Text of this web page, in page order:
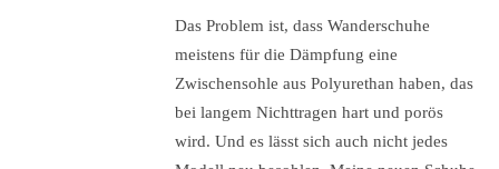
Das Problem ist, dass Wanderschuhe
meistens für die Dämpfung eine
Zwischensohle aus Polyurethan haben, das
bei langem Nichttragen hart und porös
wird. Und es lässt sich auch nicht jedes